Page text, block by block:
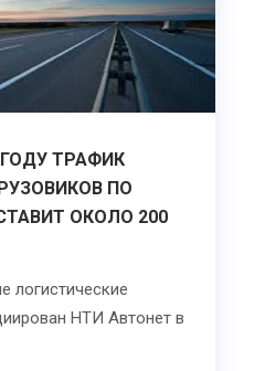
ГОДУ ТРАФИК
ПО
ОКОЛО 200
логистические
НТИ Автонет в